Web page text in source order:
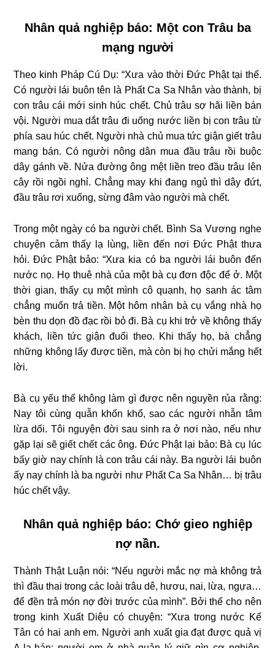
Nhân quả nghiệp báo: Một con Trâu ba
mạng người
Theo kinh Pháp Cú Dụ: “Xưa vào thời Đức Phật tại thế.
Có người lái buôn tên là Phất Ca Sa Nhân vào thành, bị
con trâu cái mới sinh húc chết. Chủ trâu sợ hãi liền bán
vội. Người mua dắt trâu đi uống nước liền bị con trâu từ
phía sau húc chết. Người nhà chủ mua tức giận giết trâu
mang bán. Có người nông dân mua đầu trâu rồi buộc
dây gánh về. Nửa đường ông mệt liền treo đầu trâu lên
cây rồi ngồi nghỉ. Chẳng may khi đang ngủ thì dây đứt,
đầu trâu rơi xuống, sừng đâm vào người mà chết.
Trong một ngày có ba người chết. Bình Sa Vương nghe
chuyện cảm thấy lạ lùng, liền đến nơi Đức Phật thưa
hỏi. Đức Phật bảo: “Xưa kia có ba người lái buôn đến
nước nọ. Họ thuê nhà của một bà cụ đơn độc để ở. Một
thời gian, thấy cụ một mình cô quạnh, họ sanh ác tâm
chẳng muốn trả tiền. Một hôm nhân bà cụ vắng nhà họ
bèn thu dọn đồ đạc rồi bỏ đi. Bà cụ khi trở về không thấy
khách, liền tức giận đuổi theo. Khi thấy họ, bà chẳng
những không lấy được tiền, mà còn bị họ chửi mắng hết
lời.
Bà cụ yếu thế không làm gì được nên nguyền rủa rằng:
Nay tôi cùng quẫn khốn khổ, sao các người nhẫn tâm
lừa dối. Tôi nguyện đời sau sinh ra ở nơi nào, nếu như
gặp lại sẽ giết chết các ông. Đức Phật lại bảo: Bà cụ lúc
bấy giờ nay chính là con trâu cái này. Ba người lái buôn
ấy nay chính là ba người như Phất Ca Sa Nhân… bị trâu
húc chết vậy.
Nhân quả nghiệp báo: Chớ gieo nghiệp
nợ nần.
Thành Thật Luận nói: “Nếu người mắc nợ mà không trả
thì đầu thai trong các loài trâu dê, hươu, nai, lừa, ngựa…
để đền trả món nợ đời trước của mình”. Bởi thế cho nên
trong kinh Xuất Diệu có chuyện: “Xưa trong nước Kế
Tân có hai anh em. Người anh xuất gia đạt được quả vị